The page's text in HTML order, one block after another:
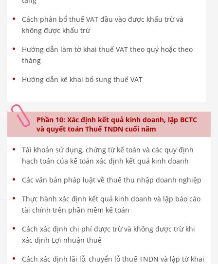
Cách phân bổ thuế VAT đầu vào được khấu trừ và
không được khấu trừ
Hướng dẫn làm tờ khai thuế VAT theo quý hoặc theo
tháng
Hướng dẫn kê khai bổ sung thuế VAT
Phần 10: Xác định kết quả kinh doanh, lập BCTC
và quyết toán Thuế TNDN cuối năm
Tài khoản sử dụng, chứng từ kế toán và các quy định
hạch toán của kế toán xác định kết quả kinh doanh
Các văn bản pháp luật về thuế thu nhập doanh nghiệp
Thực hành xác định kết quả kinh doanh và lập báo cáo
tài chính trên phần mềm kế toán
Cách xác định chi phí được trừ và không được trừ khi
xác định Lợi nhuận thuế
Cách xác định lãi lỗ, chuyển lỗ thuế TNDN và lập tờ khai